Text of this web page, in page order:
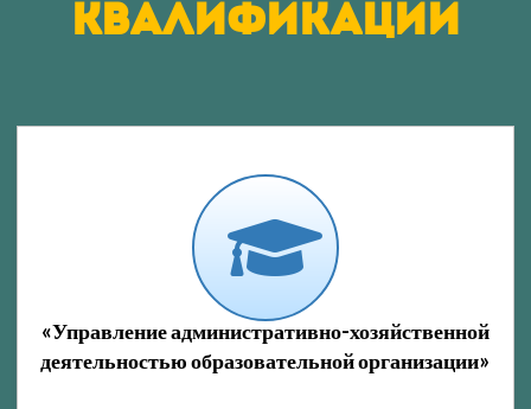
квалификации
«Управление административно-хозяйственной
деятельностью образовательной организации»